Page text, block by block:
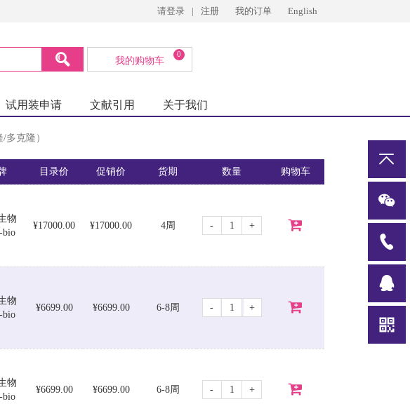
请登录 | 注册 我的订单 English
我的购物车
0
试用装申请 文献引用 关于我们
克隆）
目录价 促销价 货期 数量 购物车
物
bio
¥17000.00 ¥17000.00 4周 - +
物
bio
¥6699.00 ¥6699.00 6-8周 - +
物
bio
¥6699.00 ¥6699.00 6-8周 - +